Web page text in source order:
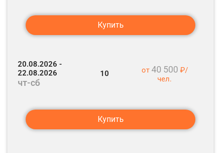
Возвращение в г. Петрозаводск.
Трансфер на ж/д вокзал Петрозаводска.
Отъезд вечерними поездами.
Купить
20.08.2026 -
22.08.2026
чт-сб
10 от 40 500 ₽/
чел.
Купить